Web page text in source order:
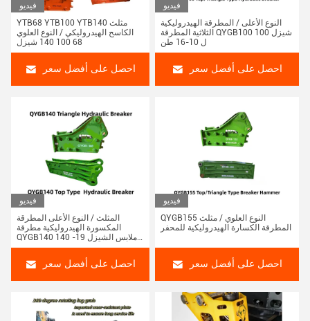
فيديو
YTB68 YTB100 YTB140 مثلث
الكاسح الهيدروليكي / النوع العلوي
68 100 140 شيزل
احصل على أفضل سعر
فيديو
النوع الأعلى / المطرقة الهيدروليكية
الثلاثية المطرقة QYGB100 100 شيزل
ل 10-16 طن
احصل على أفضل سعر
فيديو
المثلث / النوع الأعلى المطرقة
المكسورة الهيدروليكية مطرقة
QYGB140 140 ملابس الشيزل 19-
26 طن
احصل على أفضل سعر
فيديو
QYGB155 النوع العلوي / مثلث
المطرقة الكسارة الهيدروليكية للمحفر
احصل على أفضل سعر